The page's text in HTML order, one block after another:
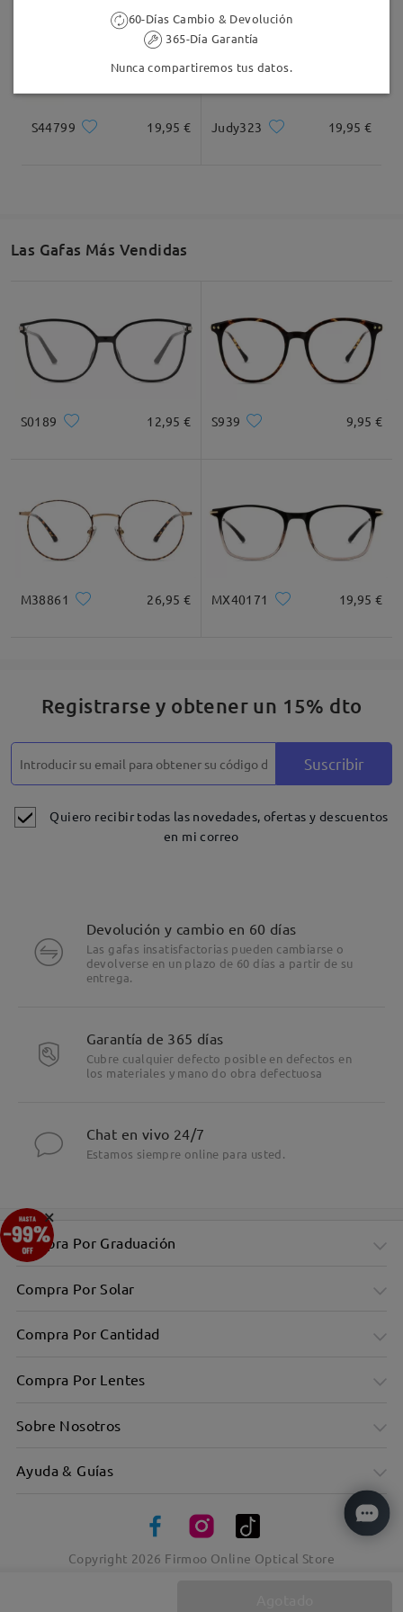
S44799 19,95 € Judy323 19,95 €
Las Gafas Más Vendidas
S0189 12,95 € S939 9,95 €
M38861 26,95 € MX40171 19,95 €
Registrarse y obtener un 15% dto
Suscribir
Quiero recibir todas las novedades, ofertas y descuentos
en mi correo
Devolución y cambio en 60 días
Las gafas insatisfactorias pueden cambiarse o
devolverse en un plazo de 60 días a partir de su
entrega.
Garantía de 365 días
Cubre cualquier defecto posible en defectos en
los materiales y mano do obra defectuosa
Chat en vivo 24/7
Estamos siempre online para usted.
Compra Por Graduación
Compra Por Solar
Compra Por Cantidad
Compra Por Lentes
Sobre Nosotros
Ayuda & Guías
Copyright 2026 Firmoo Online Optical Store
×
60-Días Cambio & Devolución
365-Día Garantía
Nunca compartiremos tus datos.